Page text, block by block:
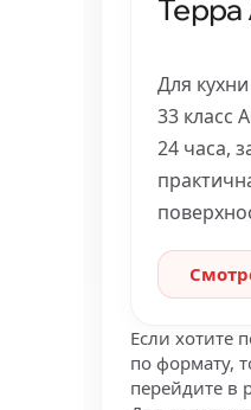
Терра
Для
33 класс
24 часа,
Если хотите
по формату,
перейдите в